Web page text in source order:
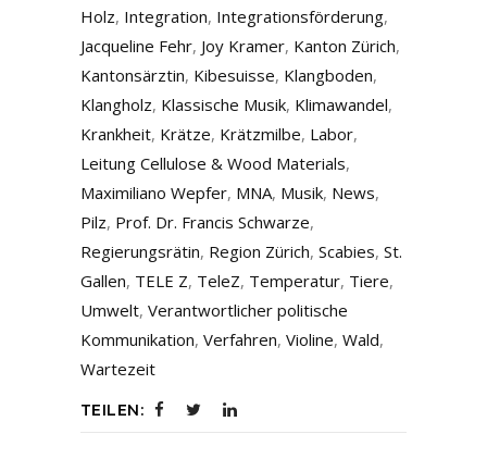
Holz, Integration, Integrationsförderung,
Jacqueline Fehr, Joy Kramer, Kanton Zürich,
Kantonsärztin, Kibesuisse, Klangboden,
Klangholz, Klassische Musik, Klimawandel,
Krankheit, Krätze, Krätzmilbe, Labor,
Leitung Cellulose & Wood Materials,
Maximiliano Wepfer, MNA, Musik, News,
Pilz, Prof. Dr. Francis Schwarze,
Regierungsrätin, Region Zürich, Scabies, St.
Gallen, TELE Z, TeleZ, Temperatur, Tiere,
Umwelt, Verantwortlicher politische
Kommunikation, Verfahren, Violine, Wald,
Wartezeit
TEILEN: